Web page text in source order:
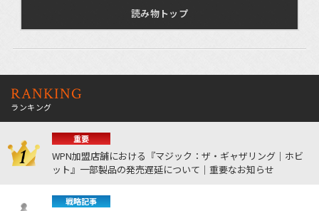
読み物トップ
RANKING
ランキング
重要
WPN加盟店舗における『マジック：ザ・ギャザリング｜ホビ
ット』一部製品の発売遅延について｜重要なお知らせ
戦略記事